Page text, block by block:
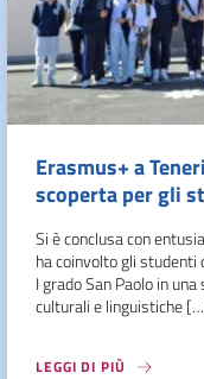
Erasmus+ a
scoperta per gli
Si è conclusa con
ha coinvolto gli studenti
I grado San Paolo in
culturali e linguistiche
LEGGI DI PIÙ